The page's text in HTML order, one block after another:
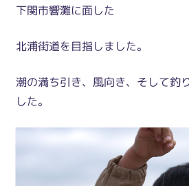
下関市響灘に面した
北浦街道を目指しました。
潮の満ち引き、風向き、そして釣
した。